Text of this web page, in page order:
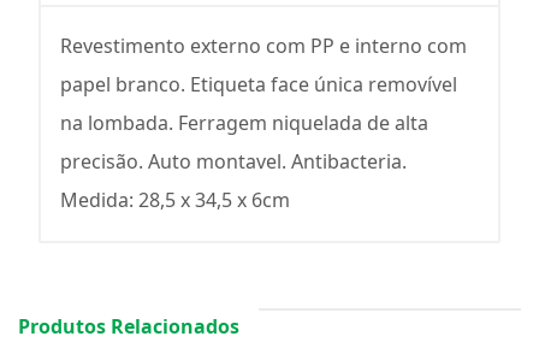
Revestimento externo com PP e interno com
papel branco. Etiqueta face única removível
na lombada. Ferragem niquelada de alta
precisão. Auto montavel. Antibacteria.
Medida: 28,5 x 34,5 x 6cm
Produtos Relacionados